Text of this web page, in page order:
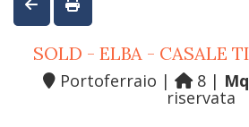
SOLD - ELBA - CASALE
Portoferraio | 8 | Mq
riservata